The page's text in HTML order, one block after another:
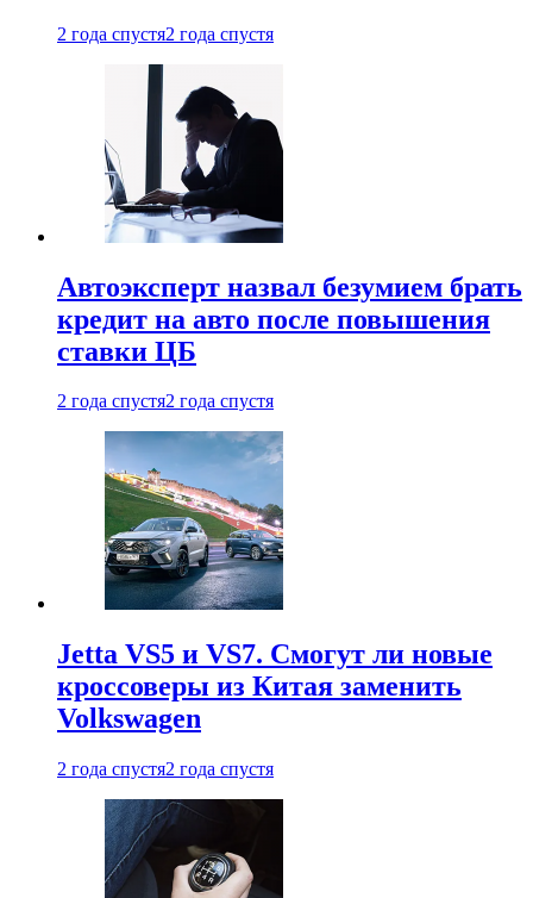
2 года спустя2 года спустя
Автоэксперт назвал безумием брать
кредит на авто после повышения
ставки ЦБ
2 года спустя2 года спустя
Jetta VS5 и VS7. Смогут ли новые
кроссоверы из Китая заменить
Volkswagen
2 года спустя2 года спустя